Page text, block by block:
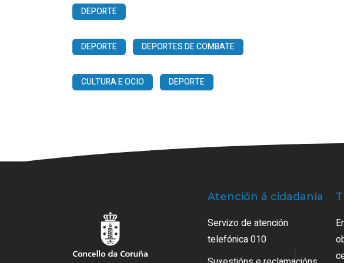
DEPORTE
DEPORTE DEPORTES DE COMBATE
CULTURA E OCIO DEPORTE
Atención á cidadanía
Servizo de atención
telefónica 010